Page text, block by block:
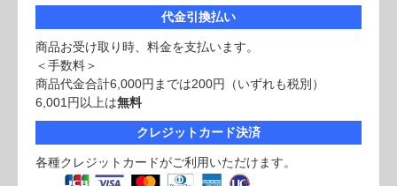
代金引換払い
商品お受け取り時、料金を支払います。
＜手数料＞
商品代金合計6,000円までは200円（いずれも税別）
6,001円以上は無料
クレジットカード決済
各種クレジットカードがご利用いただけます。